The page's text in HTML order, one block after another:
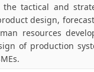
the tactical and
design,
resources
of production